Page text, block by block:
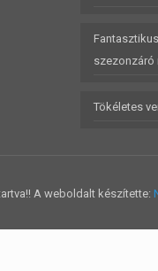
szezonzáró
Tökéletes
A weboldalt készítette: